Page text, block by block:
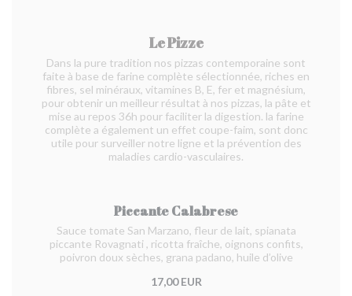
Le Pizze
Dans la pure tradition nos pizzas contemporaine sont
faite à base de farine complète sélectionnée, riches en
fibres, sel minéraux, vitamines B, E, fer et magnésium,
pour obtenir un meilleur résultat à nos pizzas, la pâte et
mise au repos 36h pour faciliter la digestion. la farine
complète a également un effet coupe-faim, sont donc
utile pour surveiller notre ligne et la prévention des
maladies cardio-vasculaires.
Piccante Calabrese
Sauce tomate San Marzano, fleur de lait, spianata
piccante Rovagnati , ricotta fraîche, oignons confits,
poivron doux sèches, grana padano, huile d’olive
17,00 EUR